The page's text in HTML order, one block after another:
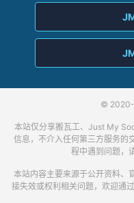
©
本站仅分享搬瓦工、Just My
信息，不介入任何第三方服务的
程中遇到问题，
本站内容主要来源于公开资料、
接失效或权利相关问题，欢迎通过